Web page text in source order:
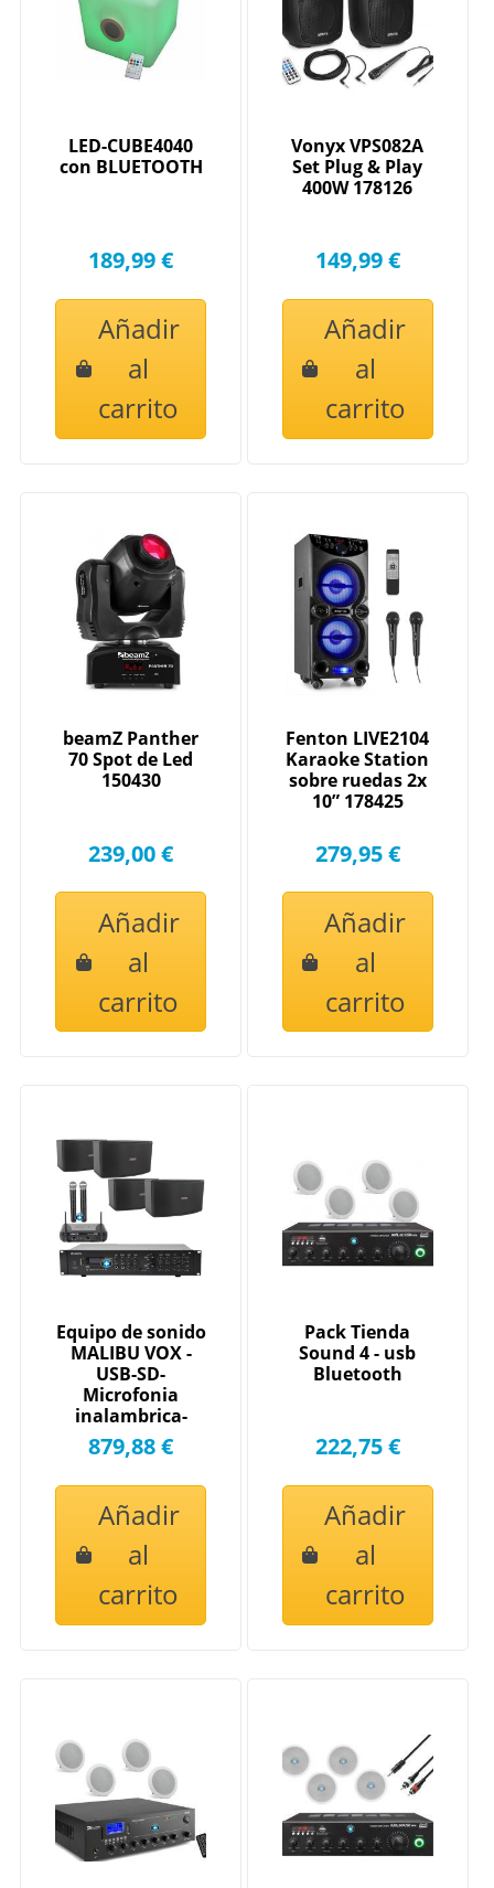
LED-CUBE4040
con BLUETOOTH
189,99 €
Añadir
al
carrito
Vonyx VPS082A
Set Plug & Play
400W 178126
149,99 €
Añadir
al
carrito
beamZ Panther
70 Spot de Led
150430
239,00 €
Añadir
al
carrito
Fenton LIVE2104
Karaoke Station
sobre ruedas 2x
10” 178425
279,95 €
Añadir
al
carrito
Equipo de sonido
MALIBU VOX -
USB-SD-
Microfonia
inalambrica-
Radio- Bluetooth
879,88 €
Añadir
al
carrito
Pack Tienda
Sound 4 - usb
Bluetooth
222,75 €
Añadir
al
carrito